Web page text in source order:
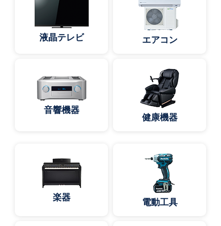
液晶テレビ エアコン
音響機器
健康機器
楽器 電動工具